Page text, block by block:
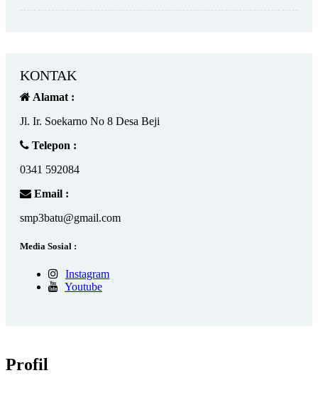
KONTAK
Alamat :
Jl. Ir. Soekarno No 8 Desa Beji
Telepon :
0341 592084
Email :
smp3batu@gmail.com
Media Sosial :
Instagram
Youtube
Profil